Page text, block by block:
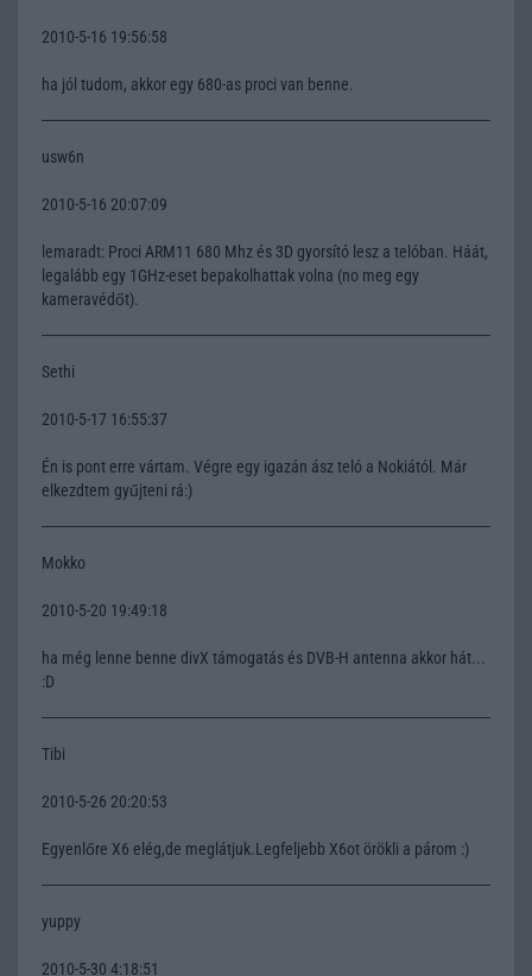
2010-5-16 19:56:58
ha jól tudom, akkor egy 680-as proci van benne.
usw6n
2010-5-16 20:07:09
lemaradt: Proci ARM11 680 Mhz és 3D gyorsító lesz a telóban. Háát,
legalább egy 1GHz-eset bepakolhattak volna (no meg egy
kameravédőt).
Sethi
2010-5-17 16:55:37
Én is pont erre vártam. Végre egy igazán ász teló a Nokiától. Már
elkezdtem gyűjteni rá:)
Mokko
2010-5-20 19:49:18
ha még lenne benne divX támogatás és DVB-H antenna akkor hát...
:D
Tibi
2010-5-26 20:20:53
Egyenlőre X6 elég,de meglátjuk.Legfeljebb X6ot örökli a párom :)
yuppy
2010-5-30 4:18:51